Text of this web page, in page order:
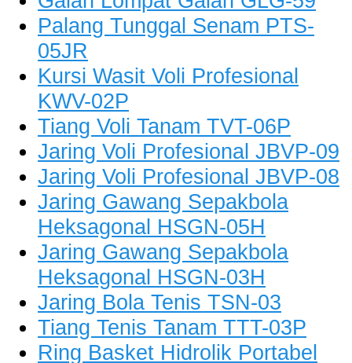
Palang Tunggal Senam PTS-
05JR
Kursi Wasit Voli Profesional
KWV-02P
Tiang Voli Tanam TVT-06P
Jaring Voli Profesional JBVP-09
Jaring Voli Profesional JBVP-08
Jaring Gawang Sepakbola
Heksagonal HSGN-05H
Jaring Gawang Sepakbola
Heksagonal HSGN-03H
Jaring Bola Tenis TSN-03
Tiang Tenis Tanam TTT-03P
Ring Basket Hidrolik Portabel